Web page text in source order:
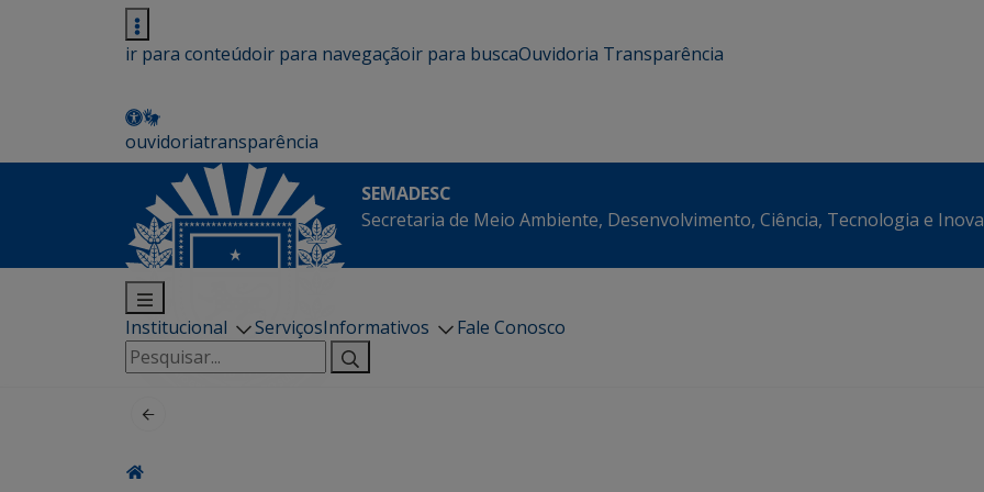
ir para conteúdoir para navegaçãoir para buscaOuvidoria Transparência
ouvidoriatransparência
SEMADESC
Secretaria de Meio Ambiente, Desenvolvimento, Ciência, Tecnologia e
Institucional ServiçosInformativos
Fale Conosco
Pesquisar
por: